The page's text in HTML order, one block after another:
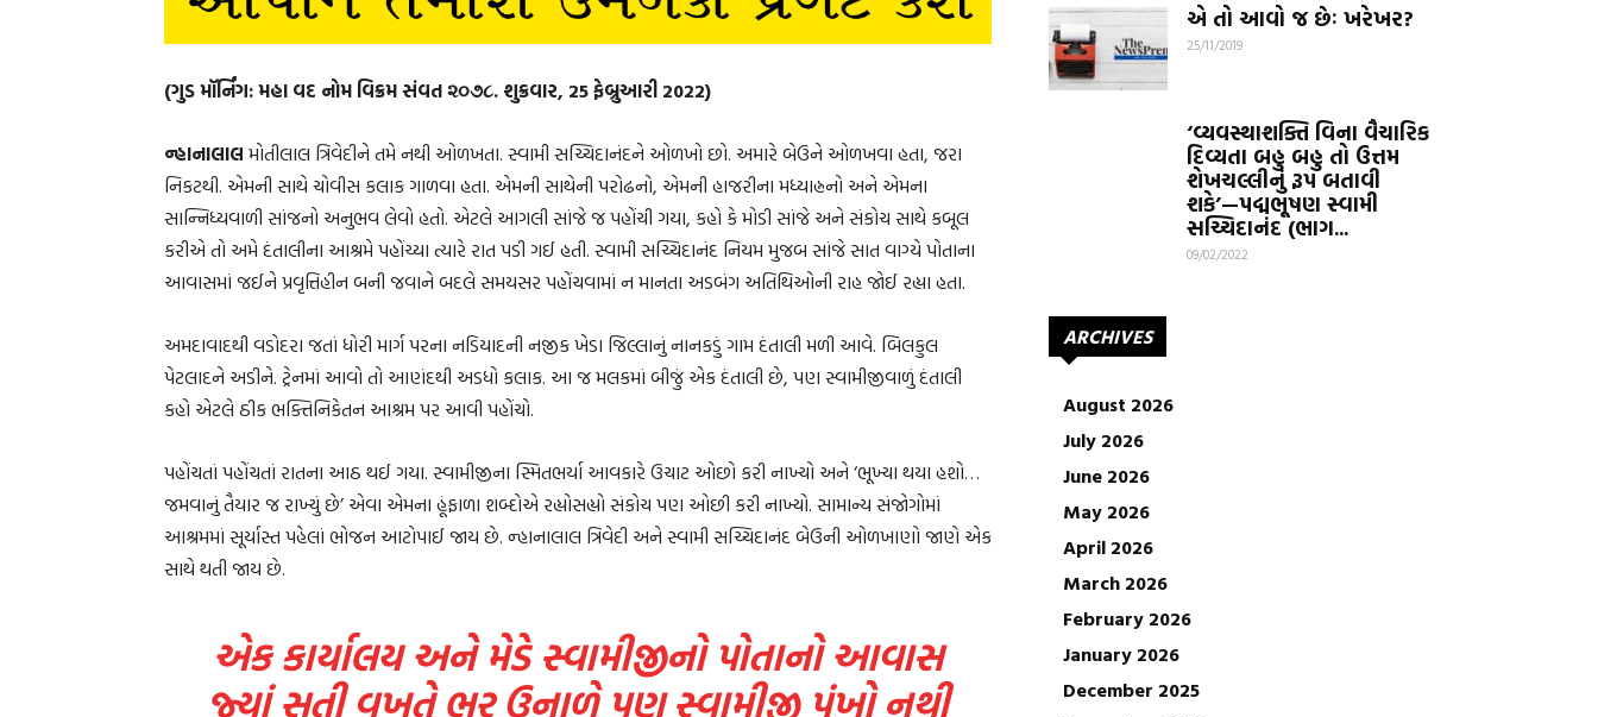
(ગુડ મૉર્નિંગ: મહા વદ નોમ વિક્રમ સંવત ૨૦૭૮. શુક્રવાર, 25 ફેબ્રુઆરી 2022)
ન્હાનાલાલ મોતીલાલ ત્રિવેદીને તમે નથી ઓળખતા. સ્વામી સચ્ચિદાનંદને ઓળખો છો. અમારે બેઉને ઓળખવા હતા, જરા
નિકટથી. એમની સાથે ચોવીસ કલાક ગાળવા હતા. એમની સાથેની પરોઢનો, એમની હાજરીના મધ્યાહ્નનો અને એમના
સાન્નિધ્યવાળી સાંજનો અનુભવ લેવો હતો. એટલે આગલી સાંજે જ પહોંચી ગયા, કહો કે મોડી સાંજે અને સંકોચ સાથે કબૂલ
કરીએ તો અમે દંતાલીના આશ્રમે પહોંચ્યા ત્યારે રાત પડી ગઈ હતી. સ્વામી સચ્ચિદાનંદ નિયમ મુજબ સાંજે સાત વાગ્યે પોતાના
આવાસમાં જઈને પ્રવૃત્તિહીન બની જવાને બદલે સમયસર પહોંચવામાં ન માનતા અડબંગ અતિથિઓની રાહ જોઈ રહ્યા હતા.
અમદાવાદથી વડોદરા જતાં ધોરી માર્ગ પરના નડિયાદની નજીક ખેડા જિલ્લાનું નાનકડું ગામ દંતાલી મળી આવે. બિલકુલ
પેટલાદને અડીને. ટ્રેનમાં આવો તો આણંદથી અડધો કલાક. આ જ મલકમાં બીજું એક દંતાલી છે, પણ સ્વામીજીવાળું દંતાલી
કહો એટલે ઠીક ભક્તિનિકેતન આશ્રમ પર આવી પહોંચો.
પહોંચતાં પહોંચતાં રાતના આઠ થઈ ગયા. સ્વામીજીના સ્મિતભર્યા આવકારે ઉચાટ ઓછો કરી નાખ્યો અને ‘ભૂખ્યા થયા હશો…
જમવાનું તૈયાર જ રાખ્યું છે’ એવા એમના હૂંફાળા શબ્દોએ રહ્યોસહ્યો સંકોચ પણ ઓછી કરી નાખ્યો. સામાન્ય સંજોગોમાં
આશ્રમમાં સૂર્યાસ્ત પહેલાં ભોજન આટોપાઈ જાય છે. ન્હાનાલાલ ત્રિવેદી અને સ્વામી સચ્ચિદાનંદ બેઉની ઓળખાણો જાણે એક
સાથે થતી જાય છે.
એક કાર્યાલય અને મેડે સ્વામીજીનો પોતાનો આવાસ
જ્યાં સૂતી વખતે ભર ઉનાળે પણ સ્વામીજી પંખો નથી
એ તો આવો જ છેઃ ખરેખર?
25/11/2019
‘વ્યવસ્થાશક્તિ વિના વૈચારિક
દિવ્યતા બહુ બહુ તો ઉત્તમ
શેખચલ્લીનું રૂપ બતાવી
શકે’—પદ્મભૂષણ સ્વામી
સચ્ચિદાનંદ (ભાગ...
09/02/2022
ARCHIVES
August 2026
July 2026
June 2026
May 2026
April 2026
March 2026
February 2026
January 2026
December 2025